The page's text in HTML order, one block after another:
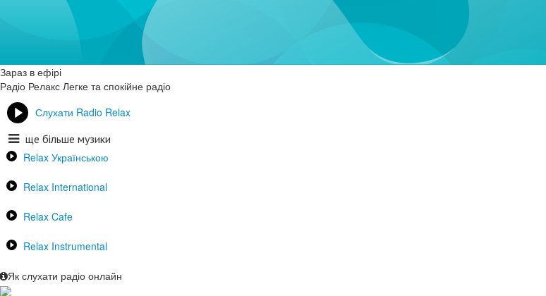
Зараз в ефірі
Радіо Релакс Легке та спокійне радіо
Слухати Radio Relax
ще більше музики
Relax Українською
Relax International
Relax Cafe
Relax Instrumental
Як слухати радіо онлайн